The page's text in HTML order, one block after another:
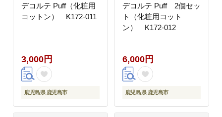
デコルテ Puff（化粧用
コットン） K172-011
3,000円
鹿児島県 鹿児島市
デコルテ Puff 2個セッ
ト（化粧用コット
ン） K172-012
6,000円
鹿児島県 鹿児島市